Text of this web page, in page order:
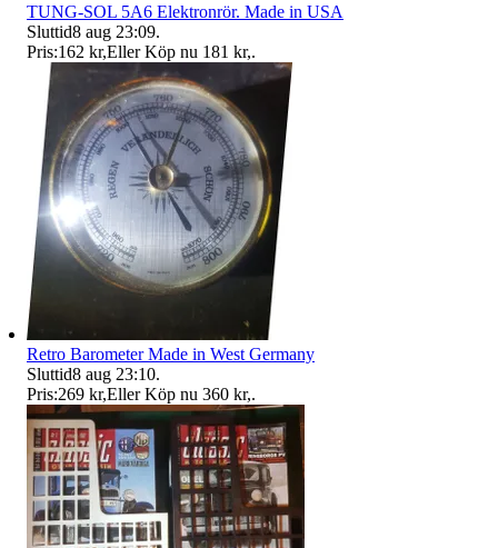
TUNG-SOL 5A6 Elektronrör. Made in USA
Sluttid8 aug 23:09.
Pris:162 kr,Eller Köp nu 181 kr,.
Retro Barometer Made in West Germany
Sluttid8 aug 23:10.
Pris:269 kr,Eller Köp nu 360 kr,.